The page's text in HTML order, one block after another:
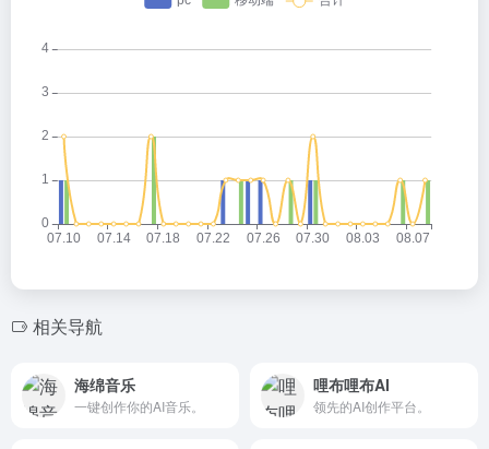
相关导航
海绵音乐
一键创作你的AI音乐。
哩布哩布AI
领先的AI创作平台。